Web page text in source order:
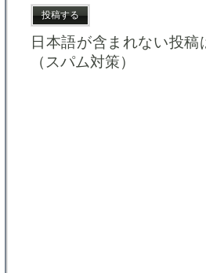
日本語が含まれない投
（スパム対策）